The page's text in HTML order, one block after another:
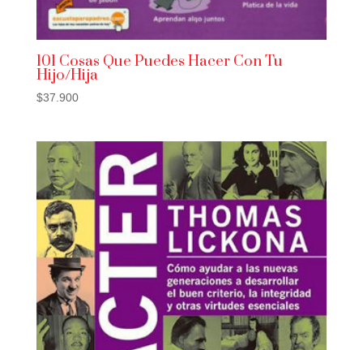
101 Cosas Que Puedes Hacer Con Tu
Hijo/Hija
$37.900